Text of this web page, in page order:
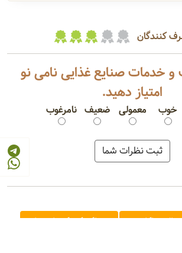
کنندگان
خدمات صنایع غذایی نامی نو
امتیاز دهید.
نامرغوب ضعیف معمولی خوب
سالاد ماکارونی
خوراک کشک بادمجان